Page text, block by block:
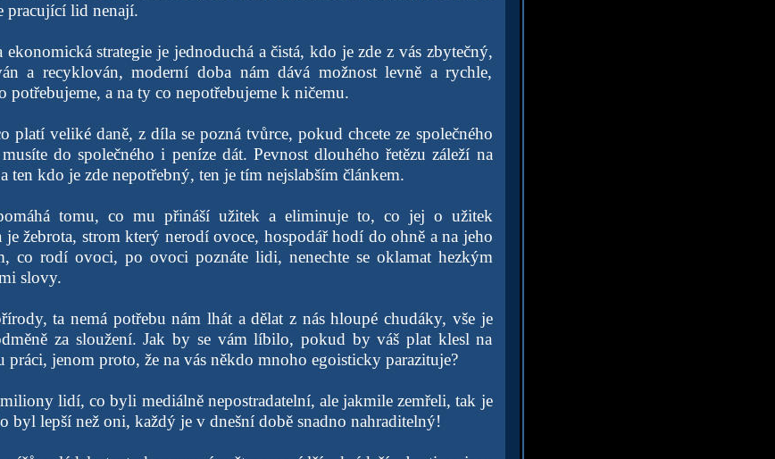
pracující lid nenají.
strategie je jednoduchá a čistá, kdo je zde z vás zbytečný,
a recyklován, moderní doba nám dává možnost levně a rychle,
potřebujeme, a na ty co nepotřebujeme k ničemu.
platí veliké daně, z díla se pozná tvůrce, pokud chcete ze společného
do společného i peníze dát. Pevnost dlouhého řetězu záleží na
ten kdo je zde nepotřebný, ten je tím nejslabším článkem.
tomu, co mu přináší užitek a eliminuje to, co jej o užitek
žebrota, strom který nerodí ovoce, hospodář hodí do ohně a na jeho
co rodí ovoci, po ovoci poznáte lidi, nenechte se oklamat hezkým
slovy.
ta nemá potřebu nám lhát a dělat z nás hloupé chudáky, vše je
za sloužení. Jak by se vám líbilo, pokud by váš plat klesl na
práci, jenom proto, že na vás někdo mnoho egoisticky parazituje?
lidí, co byli mediálně nepostradatelní, ale jakmile zemřeli, tak je
byl lepší než oni, každý je v dnešní době snadno nahraditelný!